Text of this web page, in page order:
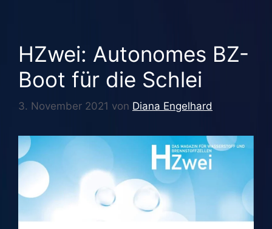
HZwei: Autonomes BZ-
Boot für die Schlei
3. November 2021 von Diana Engelhard